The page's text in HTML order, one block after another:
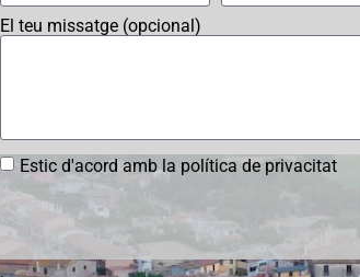
El teu missatge (opcional)
Estic d'acord amb la política de privacitat